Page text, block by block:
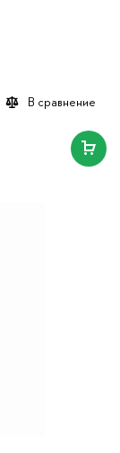
В сравнение